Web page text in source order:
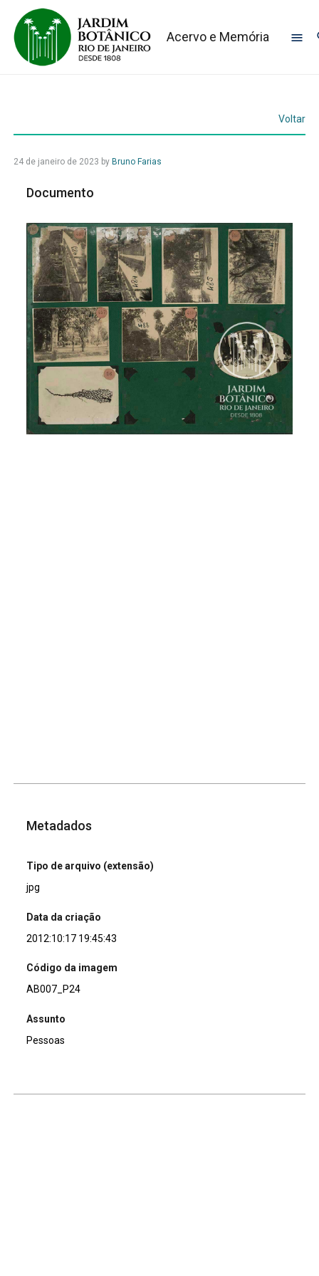
Acervo e Memória
Voltar
24 de janeiro de 2023 by Bruno Farias
Documento
Metadados
Tipo de arquivo (extensão)
jpg
Data da criação
2012:10:17 19:45:43
Código da imagem
AB007_P24
Assunto
Pessoas